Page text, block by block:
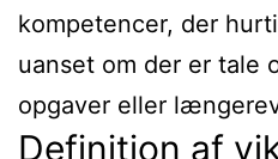
kompetencer, der
uanset om der er tale
opgaver eller
Definition af